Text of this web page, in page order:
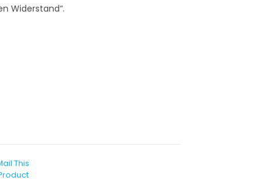
Widerstand“.
This